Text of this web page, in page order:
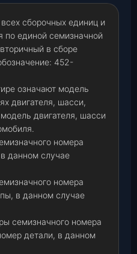
сборочных единиц и
по единой семизначной
в сборе
452-
означают модель
двигателя, шасси,
двигателя, шасси
номера
данном случае
номера
в данном случае
семизначного номера
детали, в данном